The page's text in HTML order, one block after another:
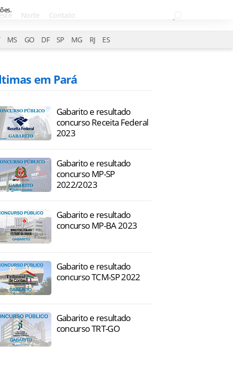
Norte Contato
MS GO DF SP MG RJ ES
em Pará
Gabarito e resultado
concurso Receita Federal
2023
Gabarito e resultado
concurso MP-SP
2022/2023
Gabarito e resultado
concurso MP-BA 2023
Gabarito e resultado
concurso TCM-SP 2022
Gabarito e resultado
concurso TRT-GO